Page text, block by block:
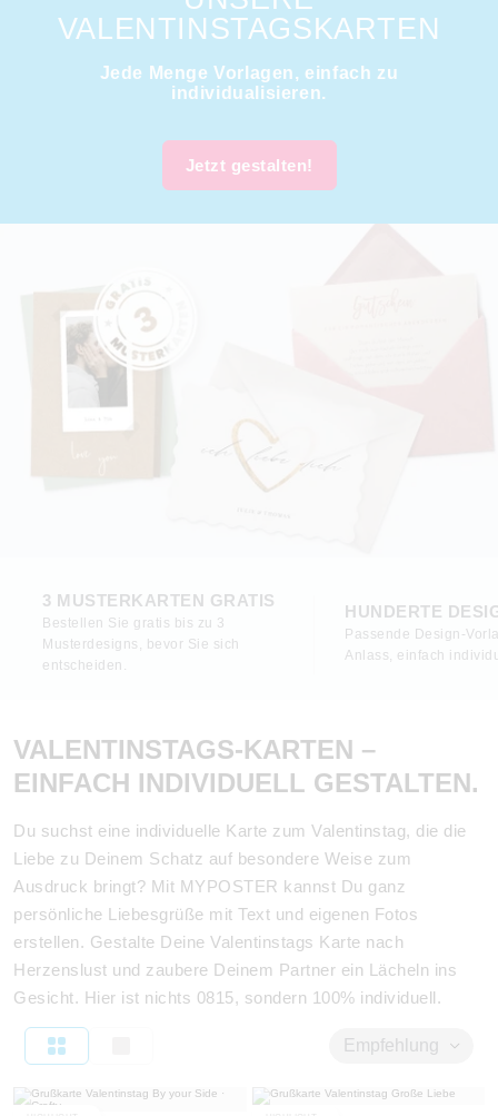
VALENTINSTAGSKARTEN
Jede Menge Vorlagen, einfach zu
individualisieren.
Jetzt gestalten!
3 MUSTERKARTEN GRATIS
Bestellen Sie gratis bis zu 3
Musterdesigns, bevor Sie sich
entscheiden.
HUNDERTE
Passende Design-
Anlass, einfach
VALENTINSTAGS-KARTEN –
EINFACH INDIVIDUELL GESTALTEN.
Du suchst eine individuelle Karte zum Valentinstag, die die
Liebe zu Deinem Schatz auf besondere Weise zum
Ausdruck bringt? Mit MYPOSTER kannst Du ganz
persönliche Liebesgrüße mit Text und eigenen Fotos
erstellen. Gestalte Deine Valentinstags Karte nach
Herzenslust und zaubere Deinem Partner ein Lächeln ins
Gesicht. Hier ist nichts 0815, sondern 100% individuell.
Empfehlung